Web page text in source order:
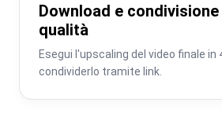
Download e
qualità
Esegui l'upscaling del video finale in
condividerlo tramite link.